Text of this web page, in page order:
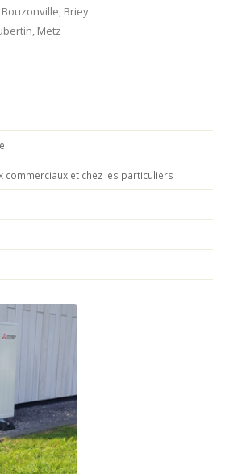
Briey
Metz
commerciaux et chez les particuliers